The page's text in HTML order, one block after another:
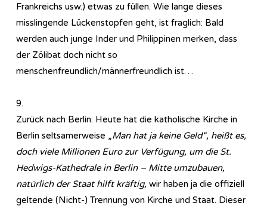
Frankreichs usw.) etwas zu füllen. Wie lange dieses
misslingende Lückenstopfen geht, ist fraglich: Bald
werden auch junge Inder und Philippinen merken, dass
der Zölibat doch nicht so
menschenfreundlich/männerfreundlich ist…
9.
Zurück nach Berlin: Heute hat die katholische Kirche in
Berlin seltsamerweise „Man hat ja keine Geld“, heißt es,
doch viele Millionen Euro zur Verfügung, um die St.
Hedwigs-Kathedrale in Berlin – Mitte umzubauen,
natürlich der Staat hilft kräftig, wir haben ja die offiziell
geltende (Nicht-) Trennung von Kirche und Staat. Dieser